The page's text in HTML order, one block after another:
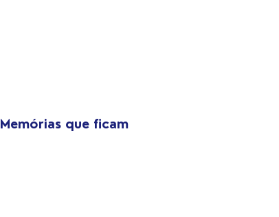
Memórias que ficam